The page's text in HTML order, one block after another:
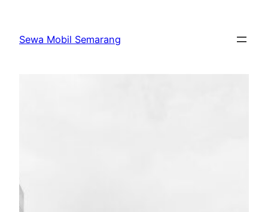
content
Sewa Mobil Semarang